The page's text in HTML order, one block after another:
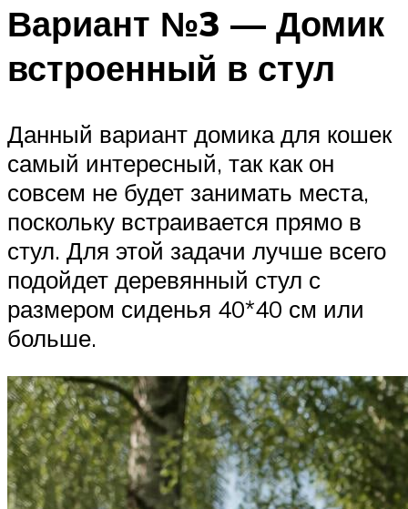
Вариант №3 — Домик
встроенный в стул
Данный вариант домика для кошек
самый интересный, так как он
совсем не будет занимать места,
поскольку встраивается прямо в
стул. Для этой задачи лучше всего
подойдет деревянный стул с
размером сиденья 40*40 см или
больше.